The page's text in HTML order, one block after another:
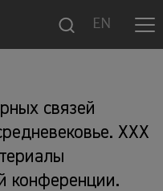
EN
связей
XXX
конференции.